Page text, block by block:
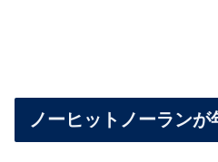
ノーヒットノーラン